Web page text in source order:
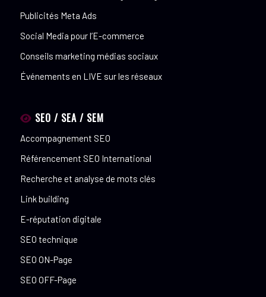
Publicités Meta Ads
Social Media pour l’E-commerce
Conseils marketing médias sociaux
Événements en LIVE sur les réseaux
SEO / SEA / SEM
Accompagnement SEO
Référencement SEO International
Recherche et analyse de mots clés
Link building
E-réputation digitale
SEO technique
SEO ON-Page
SEO OFF-Page